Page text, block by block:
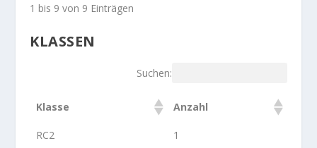
1 bis 9 von 9 Einträgen
KLASSEN
Suchen:
Klasse Anzahl
RC2 1